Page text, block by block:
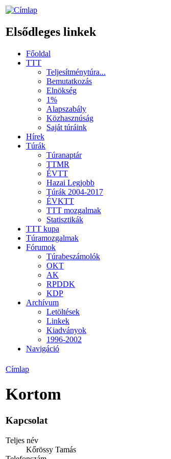
Elsődleges linkek
Főoldal
TTT
Teljesítménytúra...
Bemutatkozás
Elnökség
1%
Alapszabály
Közhasznúság
Saját túráink
Hírek
Túrák
Túranaptár
TTMR
ÉVTT
Hazai Legjobb
Túrák 2004-2017
ÉVKTT
TTT mozgalmak
Statisztikák
TTT kupa
Túramozgalmak
Fórumok
Túrabeszámolók
OKT
AK
RPDDK
KDP
Archívum
Letöltések
Linkek
Kiadványok
1996-2002
Navigáció
Címlap
Kortom
Kapcsolat
Teljes név
Kőrössy Tamás